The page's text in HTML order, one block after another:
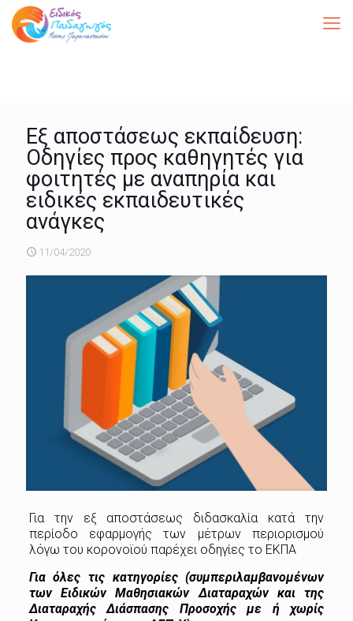
Εξ αποστάσεως εκπαίδευση:
Οδηγίες προς καθηγητές για
φοιτητές με αναπηρία και
ειδικές εκπαιδευτικές
ανάγκες
11/04/2020
Για την εξ αποστάσεως διδασκαλία κατά την
περίοδο εφαρμογής των μέτρων περιορισμού
λόγω του κορονοϊού παρέχει οδηγίες το ΕΚΠΑ
Για όλες τις κατηγορίες (συμπεριλαμβανομένων
των Ειδικών Μαθησιακών Διαταραχών και της
Διαταραχής Διάσπασης Προσοχής με ή χωρίς